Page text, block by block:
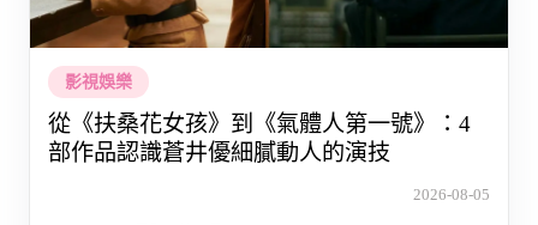
影視娛樂
從《扶桑花女孩》到《氣體人第一號》：4
部作品認識蒼井優細膩動人的演技
2026-08-05